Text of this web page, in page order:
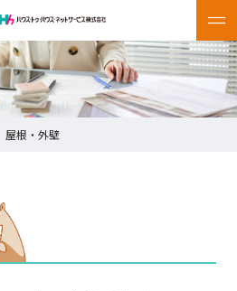
屋根・外壁